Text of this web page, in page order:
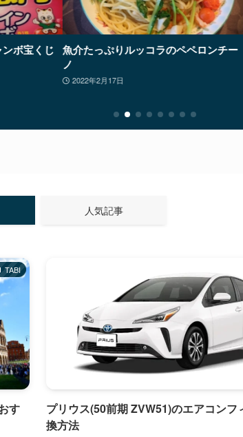
ボ宝くじ 魚介たっぷりルッコラのペペロンチー
ノ
2022年2月17日
人気記事
TABI
す
プリウス(50前期 ZVW51)のエアコン
換方法